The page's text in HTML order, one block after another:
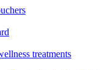
treatments